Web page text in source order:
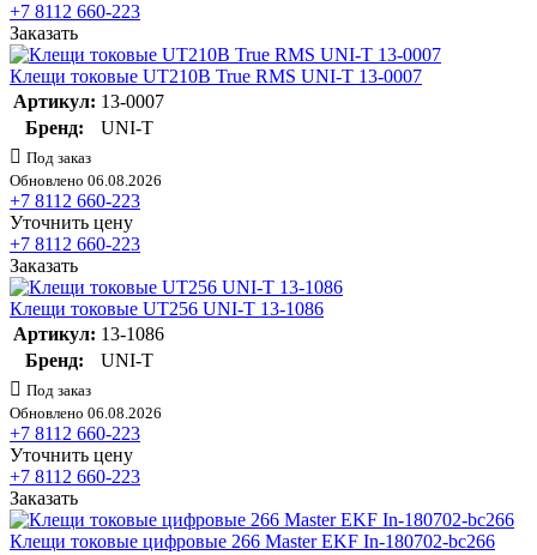
+7 8112 660-223
Заказать
Клещи токовые UT210В True RMS UNI-T 13-0007
Артикул: 13-0007
Бренд:
UNI-T
Под заказ
Обновлено 06.08.2026
+7 8112 660-223
Уточнить цену
+7 8112 660-223
Заказать
Клещи токовые UT256 UNI-T 13-1086
Артикул: 13-1086
Бренд:
UNI-T
Под заказ
Обновлено 06.08.2026
+7 8112 660-223
Уточнить цену
+7 8112 660-223
Заказать
Клещи токовые цифровые 266 Master EKF In-180702-bc266